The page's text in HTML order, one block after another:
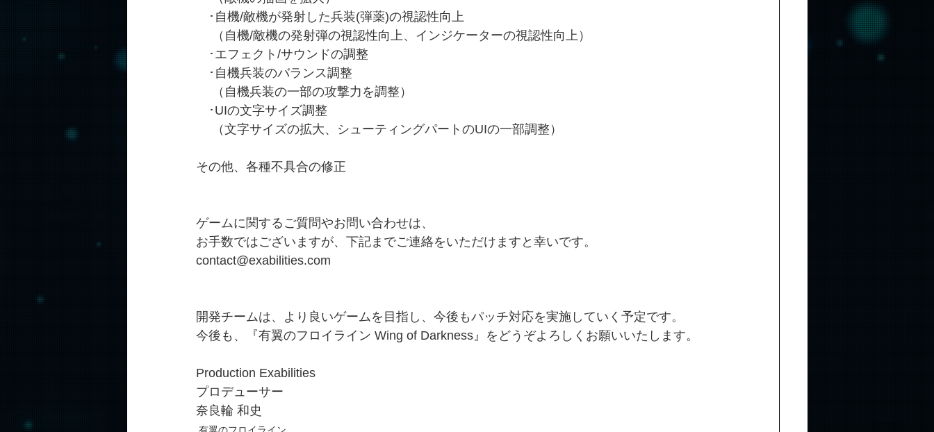
･自機/敵機が発射した兵装(弾薬)の視認性向上
（自機/敵機の発射弾の視認性向上、インジケーターの視認性向上）
･エフェクト/サウンドの調整
･自機兵装のバランス調整
（自機兵装の一部の攻撃力を調整）
･UIの文字サイズ調整
（文字サイズの拡大、シューティングパートのUIの一部調整）
その他、各種不具合の修正
ゲームに関するご質問やお問い合わせは、
お手数ではございますが、下記までご連絡をいただけますと幸いです。
contact@exabilities.com
開発チームは、より良いゲームを目指し、今後もパッチ対応を実施していく予定です。
今後も、『有翼のフロイライン Wing of Darkness』をどうぞよろしくお願いいたします。
Production Exabilities
プロデューサー
奈良輪 和史